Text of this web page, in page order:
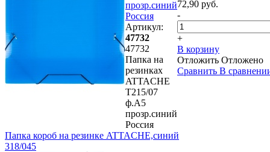
прозр.синий
Россия
Артикул:
47732
47732
Папка на
резинках
ATTAСHE
Т215/07
ф.А5
прозр.синий
Россия
72,90 руб.
-
+
В корзину
Отложить Отложено
Сравнить В
Папка короб на резинке ATTACHE,синий
318/045